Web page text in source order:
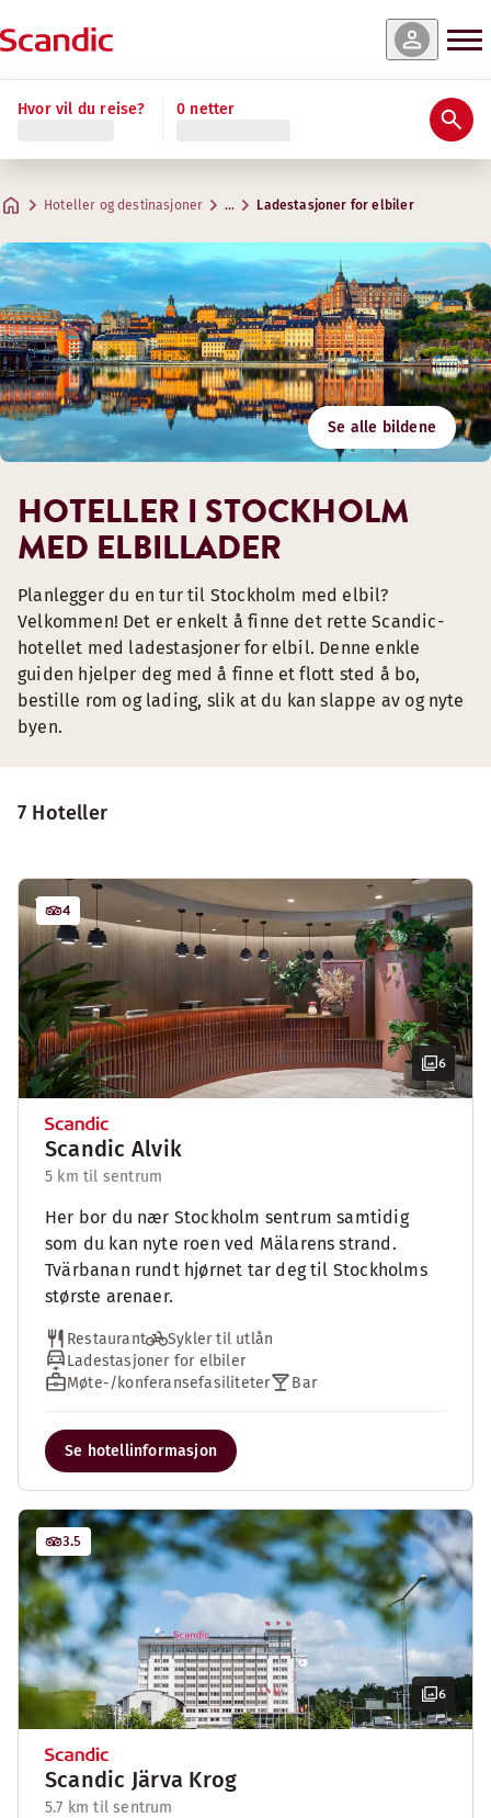
Hvor vil du reise? 0 netter
Hoteller og destinasjoner … Ladestasjoner for elbiler
Se alle bildene
7 Hoteller
6
4
Scandic Alvik
5 km til sentrum
Her bor du nær Stockholm sentrum samtidig
som du kan nyte roen ved Mälarens strand.
Tvärbanan rundt hjørnet tar deg til Stockholms
største arenaer.
Restaurant
Sykler til utlån
Ladestasjoner for elbiler
Møte-/konferansefasiliteter
Bar
Se hotellinformasjon
6
3.5
Scandic Järva Krog
5.7 km til sentrum
HOTELLER I STOCKHOLM
MED ELBILLADER
Planlegger du en tur til Stockholm med elbil?
Velkommen! Det er enkelt å finne det rette Scandic-
hotellet med ladestasjoner for elbil. Denne enkle
guiden hjelper deg med å finne et flott sted å bo,
bestille rom og lading, slik at du kan slappe av og nyte
byen.